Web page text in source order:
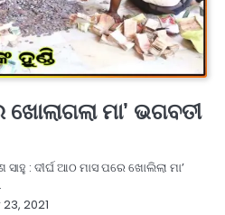
ମା’ ଭଗବତୀ
: ଦୀର୍ଘ ଆଠ ମାସ ପରେ ଖୋଲିଲା ମା’
2021